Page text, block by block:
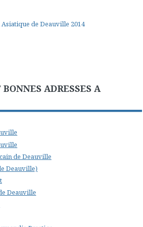
de Deauville 2014
ADRESSES A
de Deauville
Deauville)
Deauville